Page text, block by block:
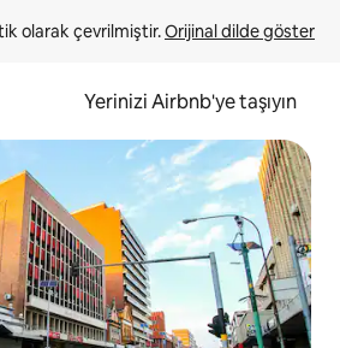
olarak çevrilmiştir. Orijinal dilde göster
Yerinizi Airbnb'ye taşıyın